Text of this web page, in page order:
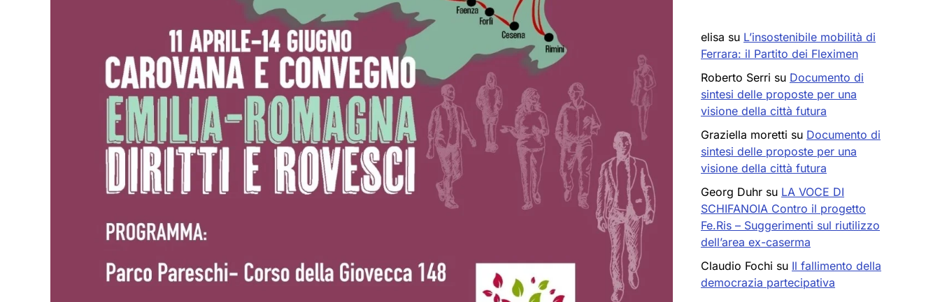
elisa su L’insostenibile mobilità di
Ferrara: il Partito dei Fleximen
Roberto Serri su Documento di
sintesi delle proposte per una
visione della città futura
Graziella moretti su Documento di
sintesi delle proposte per una
visione della città futura
Georg Duhr su LA VOCE DI
SCHIFANOIA Contro il progetto
Fe.Ris – Suggerimenti sul riutilizzo
dell’area ex-caserma
Claudio Fochi su Il fallimento della
democrazia partecipativa